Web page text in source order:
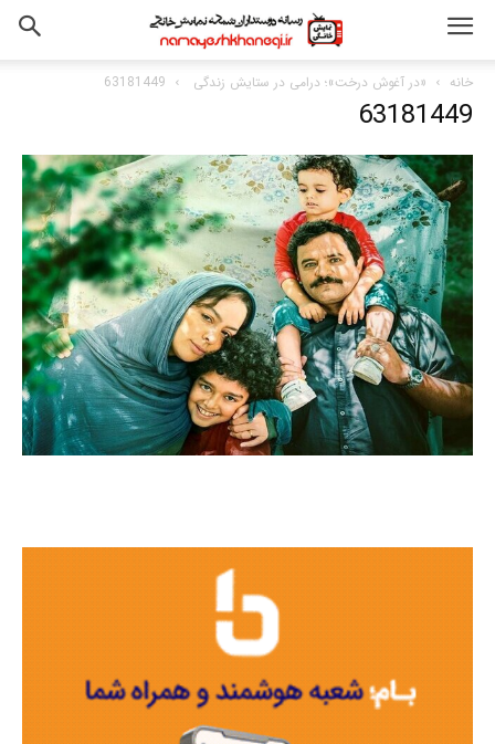
خانه «در آغوش درخت»؛ درامی در ستایش زندگی 63181449
63181449